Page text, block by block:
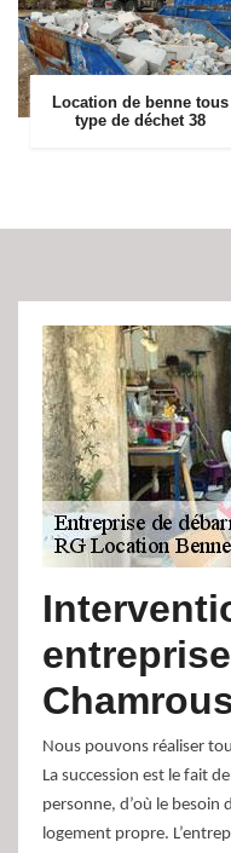
Location de benne tous
type de déchet 38
Nous pouvons réaliser
La succession est le fait
personne, d’où le besoin
logement propre.